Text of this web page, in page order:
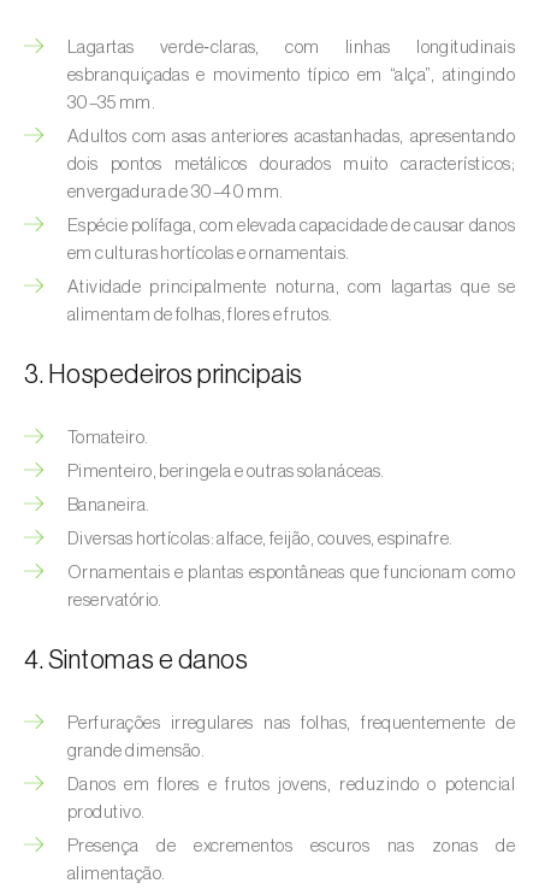
Afídeo-lanígero-das-macieiras (
Eriosoma
lanigerum
)
Afídeo-negro-do-feijão (Aphis fabae)
Afídeo-negro-do-pessegueiro
(
Brachycaudus persicae)
Afídeo-verde (Myzus persicae)
helichrysi)
(
Brachycaudus amygdalinus
Afídeo-verde-da-macieira (
Afídeo-verde-dos-citrinos (Aphis
spiraecola)
Aranhiço-vermelho ( Tetranychus urticae
Besouro‑verde‑das‑tílias (Lytta vesicatoria)
Bichado-da-ameixeira (Grapholita (=Cydia)
funebrana)
Lagartas verde‑claras, com linhas longitudinais
esbranquiçadas e movimento típico em “alça”, atingindo
30–35 mm.
Adultos com asas anteriores acastanhadas, apresentando
dois pontos metálicos dourados muito característicos;
envergadura de 30–40 mm.
Espécie polífaga, com elevada capacidade de causar danos
em culturas hortícolas e ornamentais.
Atividade principalmente noturna, com lagartas que se
alimentam de folhas, flores e frutos.
3. Hospedeiros principais
Tomateiro.
Pimenteiro, beringela e outras solanáceas.
Bananeira.
Diversas hortícolas: alface, feijão, couves, espinafre.
Ornamentais e plantas espontâneas que funcionam como
reservatório.
4. Sintomas e danos
Perfurações irregulares nas folhas, frequentemente de
grande dimensão.
Danos em flores e frutos jovens, reduzindo o potencial
produtivo.
Presença de excrementos escuros nas zonas de
alimentação.